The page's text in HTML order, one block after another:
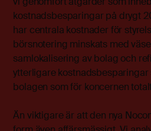
kostnadsbesparingar på drygt
har centrala kostnader för
börsnotering minskats med
samlokalisering av bolag och
ytterligare kostnadsbesparingar
bolagen som för koncernen
Än viktigare är att den nya